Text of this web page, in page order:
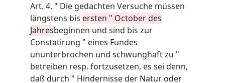
Art. 4. " Die gedachten Versuche müssen
längstens bis ersten " October des
Jahresbeginnen und sind bis zur
Constatirung " eines Fundes
ununterbrochen und schwunghaft zu "
betreiben resp. fortzusetzen, es sei denn,
daß durch " Hindernisse der Natur oder